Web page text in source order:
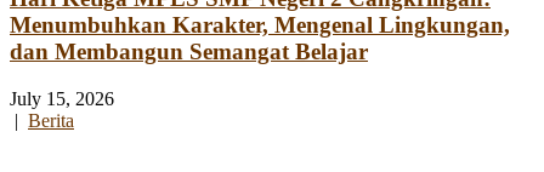
Menumbuhkan Karakter, Mengenal Lingkungan,
dan Membangun Semangat Belajar
July 15, 2026
| Berita